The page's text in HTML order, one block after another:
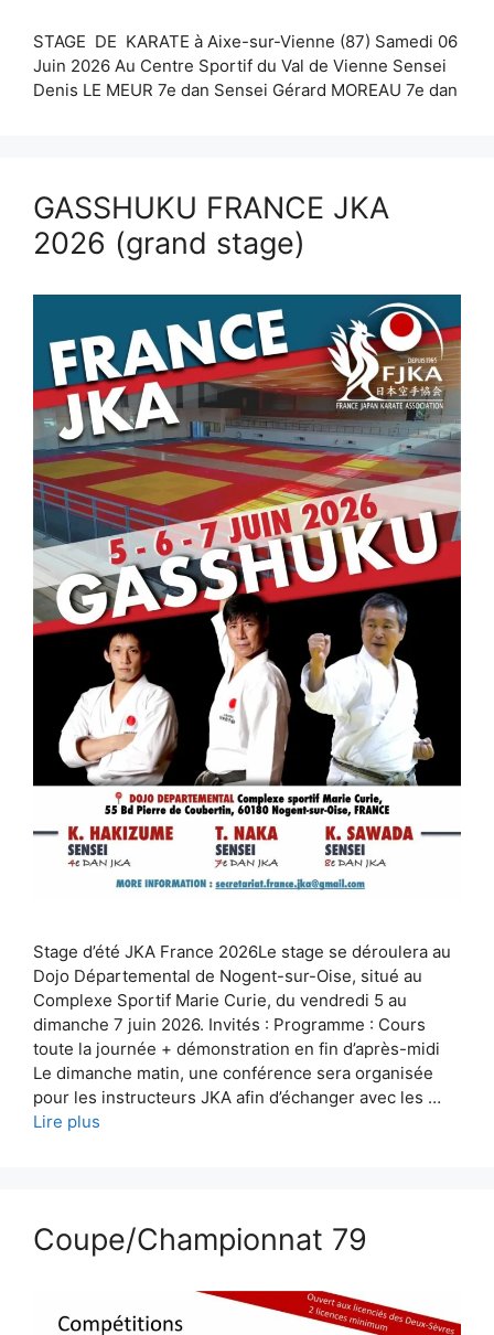
STAGE DE KARATE à Aixe-sur-Vienne (87) Samedi 06
Juin 2026 Au Centre Sportif du Val de Vienne Sensei
Denis LE MEUR 7e dan Sensei Gérard MOREAU 7e dan
GASSHUKU FRANCE JKA
2026 (grand stage)
Stage d’été JKA France 2026Le stage se déroulera au
Dojo Départemental de Nogent-sur-Oise, situé au
Complexe Sportif Marie Curie, du vendredi 5 au
dimanche 7 juin 2026. Invités : Programme : Cours
toute la journée + démonstration en fin d’après-midi
Le dimanche matin, une conférence sera organisée
pour les instructeurs JKA afin d’échanger avec les …
Lire plus
Coupe/Championnat 79